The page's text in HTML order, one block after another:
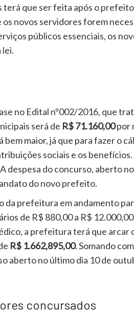
terá que ser feita após o
novos servidores forem
públicos essenciais, os
lei.
no Edital nº002/2016, que
será de R$ 71.160,00por
maior, já que para fazer o
sociais e os
despesa do concurso, aberto
do novo prefeito.
da prefeitura em andamento
de R$ 880,00 a R$
a prefeitura terá que arcar
R$ 1.662,895,00. Somando
aberto no último dia 10 de
concursados